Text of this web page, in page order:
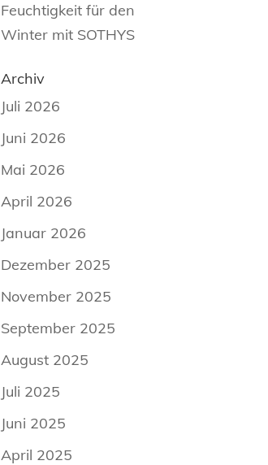
Feuchtigkeit für den
Winter mit SOTHYS
Archiv
Juli 2026
Juni 2026
Mai 2026
April 2026
Januar 2026
Dezember 2025
November 2025
September 2025
August 2025
Juli 2025
Juni 2025
April 2025